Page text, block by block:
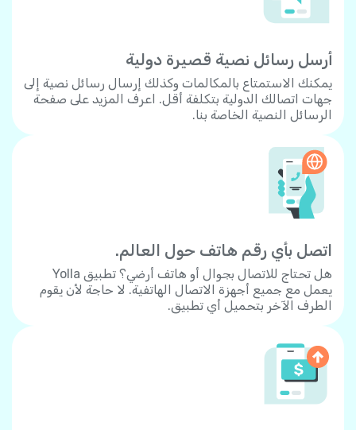
أرسل رسائل نصية قصيرة دولية
يمكنك الاستمتاع بالمكالمات وكذلك إرسال رسائل نصية إلى
جهات اتصالك الدولية بتكلفة أقل. اعرف المزيد على صفحة
الرسائل النصية الخاصة بنا.
اتصل بأي رقم هاتف حول العالم.
هل تحتاج للاتصال بجوال أو هاتف أرضي؟ تطبيق Yolla
يعمل مع جميع أجهزة الاتصال الهاتفية. لا حاجة لأن يقوم
الطرف الآخر بتحميل أي تطبيق.